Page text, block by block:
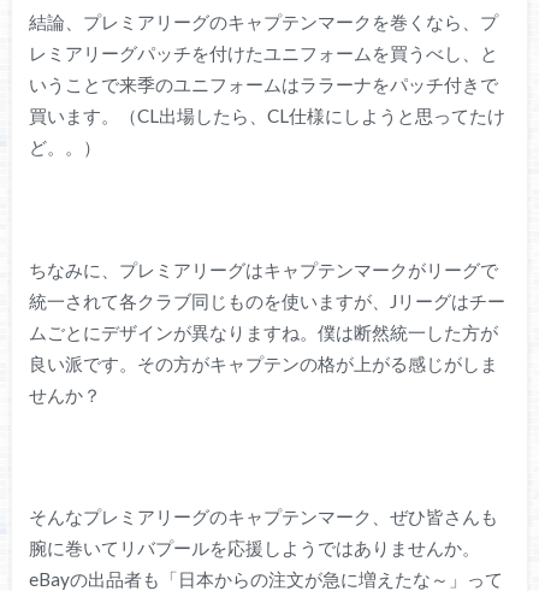
結論、プレミアリーグのキャプテンマークを巻くなら、プ
レミアリーグパッチを付けたユニフォームを買うべし、と
いうことで来季のユニフォームはララーナをパッチ付きで
買います。（CL出場したら、CL仕様にしようと思ってたけ
ど。。）
ちなみに、プレミアリーグはキャプテンマークがリーグで
統一されて各クラブ同じものを使いますが、Jリーグはチー
ムごとにデザインが異なりますね。僕は断然統一した方が
良い派です。その方がキャプテンの格が上がる感じがしま
せんか？
そんなプレミアリーグのキャプテンマーク、ぜひ皆さんも
腕に巻いてリバプールを応援しようではありませんか。
eBayの出品者も「日本からの注文が急に増えたな～」って